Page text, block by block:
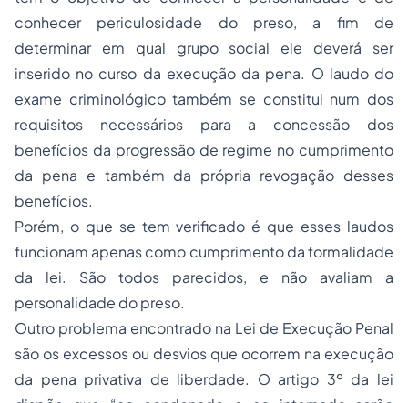
conhecer periculosidade do preso, a fim de
determinar em qual grupo social ele deverá ser
inserido no curso da execução da pena. O laudo do
exame criminológico também se constitui num dos
requisitos necessários para a concessão dos
benefícios da progressão de regime no cumprimento
da pena e também da própria revogação desses
benefícios.
Porém, o que se tem verificado é que esses laudos
funcionam apenas como cumprimento da formalidade
da lei. São todos parecidos, e não avaliam a
personalidade do preso.
Outro problema encontrado na Lei de Execução Penal
são os excessos ou desvios que ocorrem na execução
da pena privativa de liberdade. O artigo 3º da lei